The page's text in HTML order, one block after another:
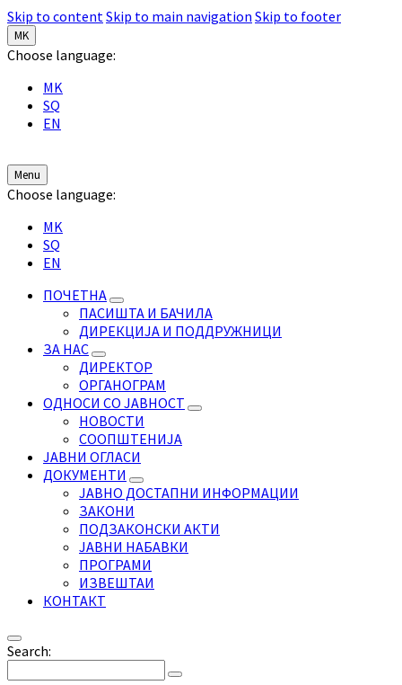
Skip to contentSkip to main navigation Skip to footer
MK
Choose language:
MK
SQ
EN
Menu
Choose language:
MK
SQ
EN
ПОЧЕТНА
ПАСИШТА И БАЧИЛА
ДИРЕКЦИЈА И ПОДДРУЖНИЦИ
ЗА НАС
ДИРЕКТОР
ОРГАНОГРАМ
ОДНОСИ СО ЈАВНОСТ
НОВОСТИ
СООПШТЕНИЈА
ЈАВНИ ОГЛАСИ
ДОКУМЕНТИ
ЈАВНО ДОСТАПНИ ИНФОРМАЦИИ
ЗАКОНИ
ПОДЗАКОНСКИ АКТИ
ЈАВНИ НАБАВКИ
ПРОГРАМИ
ИЗВЕШТАИ
КОНТАКТ
Search: